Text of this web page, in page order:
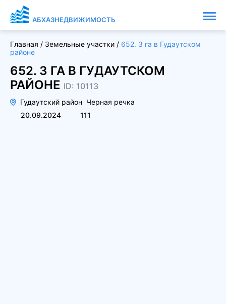
АБХАЗНЕДВИЖИМОСТЬ
Главная / Земельные участки / 652. 3 га в Гудаутском
районе
652. 3 ГА В ГУДАУТСКОМ
РАЙОНЕ ID: 10113
Гудаутский район Черная речка
20.09.2024
111